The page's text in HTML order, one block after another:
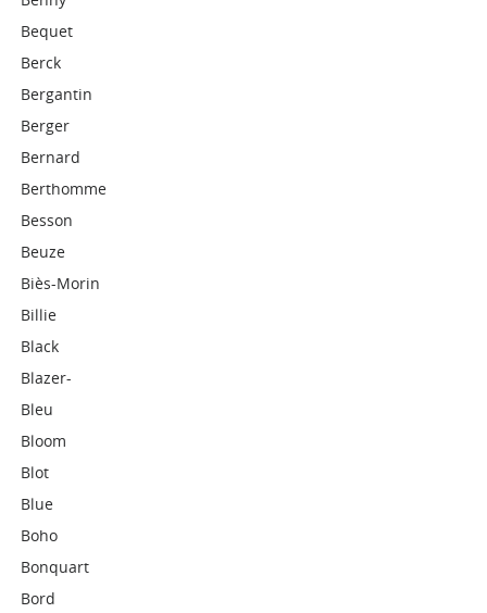
Bequet
Berck
Bergantin
Berger
Bernard
Berthomme
Besson
Beuze
Biès-Morin
Billie
Black
Blazer-
Bleu
Bloom
Blot
Blue
Boho
Bonquart
Bord